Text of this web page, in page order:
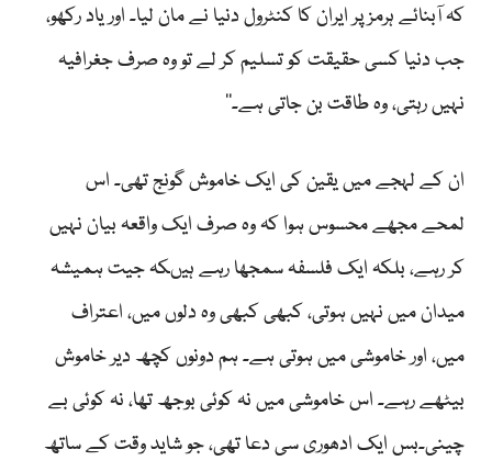
کہ آبنائے ہرمز پر ایران کا کنٹرول دنیا نے مان لیا۔ اور یاد رکھو،
جب دنیا کسی حقیقت کو تسلیم کر لے تو وہ صرف جغرافیہ
نہیں رہتی، وہ طاقت بن جاتی ہے۔‘‘
ان کے لہجے میں یقین کی ایک خاموش گونج تھی۔ اس
لمحے مجھے محسوس ہوا کہ وہ صرف ایک واقعہ بیان نہیں
کر رہے، بلکہ ایک فلسفہ سمجھا رہے ہیںکہ جیت ہمیشہ
میدان میں نہیں ہوتی، کبھی کبھی وہ دلوں میں، اعتراف
میں، اور خاموشی میں ہوتی ہے۔ ہم دونوں کچھ دیر خاموش
بیٹھے رہے۔ اس خاموشی میں نہ کوئی بوجھ تھا، نہ کوئی بے
چینی۔بس ایک ادھوری سی دعا تھی، جو شاید وقت کے ساتھ